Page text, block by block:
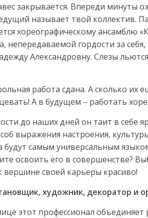
закрывается. Впереди минуты
называет твой коллектив.
хореографическому ансамблю
непередаваемой гордости за
Александровну. Слезы
работа сдана. А сколько их
А в будущем – работать
до наших дней он таит в себе
выражения настроения,
будут самым универсальным
освоить его в совершенстве?
вершине своей карьеры красиво!
художник, декоратор и
этот профессионал объединяет